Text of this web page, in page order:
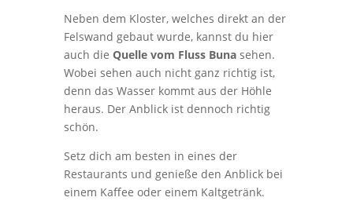
Neben dem Kloster, welches direkt an der
Felswand gebaut wurde, kannst du hier
auch die Quelle vom Fluss Bunasehen.
Wobei sehen auch nicht ganz richtig ist,
denn das Wasser kommt aus der Höhle
heraus. Der Anblick ist dennoch richtig
schön.
Setz dich am besten in eines der
Restaurants und genieße den Anblick bei
einem Kaffee oder einem Kaltgetränk.